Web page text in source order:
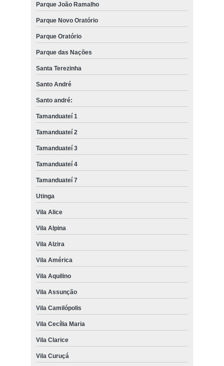
Parque João Ramalho
Parque Novo Oratório
Parque Oratório
Parque das Nações
Santa Terezinha
Santo André
Santo andré:
Tamanduateí 1
Tamanduateí 2
Tamanduateí 3
Tamanduateí 4
Tamanduateí 7
Utinga
Vila Alice
Vila Alpina
Vila Alzira
Vila América
Vila Aquilino
Vila Assunção
Vila Camilópolis
Vila Cecília Maria
Vila Clarice
Vila Curuçá